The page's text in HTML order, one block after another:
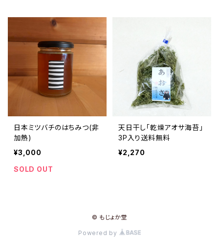
日本ミツバチのはちみつ(非
加熱)
¥3,000
SOLD OUT
天日干し「乾燥アオサ海苔」
3P入り送料無料
¥2,270
© もじょか堂
Powered by